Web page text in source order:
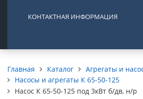
КОНТАКТНАЯ ИНФОРМАЦИЯ
Главная Каталог
Агрегаты и
Насосы и агрегаты К 65-50-125
Насос К 65-50-125 под 3кВт б/дв, н/р